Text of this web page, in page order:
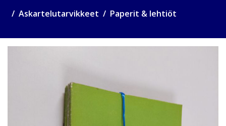
Askartelutarvikkeet Paperit & lehtiöt